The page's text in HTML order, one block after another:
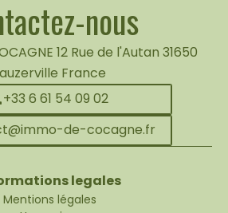
nous
12 Rue de l'Autan 31650
France
+33 6 61 54 09 02
de-cocagne.fr
legales
Mentions légales